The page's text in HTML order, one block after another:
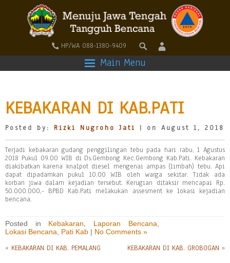
HP/WA 088-1380-9409
Main Menu
KEBAKARAN DI KAB.PATI
Posted by: Rizki Nugroho Jati | on August 1, 2018
Terjadi kebakaran gudang penggilingan tebu pada hari rabu, 1 Agustus
2018 Pukul 09.00 WIB di Ds.Gembong Kec.Gembong Kab.Pati. Kebakaran
diakibatkan karena knalpot diesel mengenai ampas (limbah) tebu. Api
dapat dipadamkan pukul 10.00 WIB oleh warga sekitar. Tidak ada
korban jiwa dalam kejadian tersebut. Kerugian ditaksir mencapai Rp.
50.000.000,- BPBD Kab.Pati melakukan assesment ke lokasi kejadian
bencana.
Posted in Kebakaran Laporan Bencana
Lokasi Bencana
Pati Kab | No Comments »
« KEBAKARAN DI KAB. PEMALANG KEBAKARAN DI KAB. GROBOGAN »